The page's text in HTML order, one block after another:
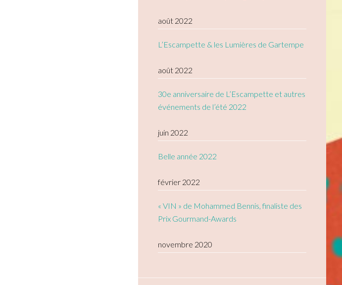
août 2022
L’Escampette & les Lumières de Gartempe
août 2022
30e anniversaire de L’Escampette et autres
événements de l’été 2022
juin 2022
Belle année 2022
février 2022
« VIN » de Mohammed Bennis, finaliste des
Prix Gourmand-Awards
novembre 2020